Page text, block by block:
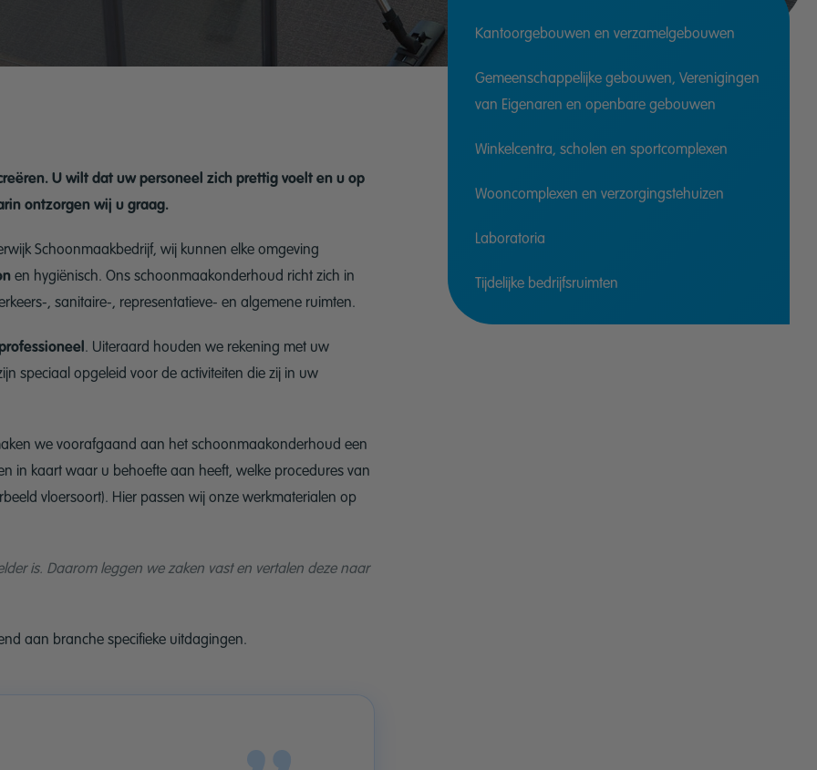
U wilt dat uw personeel zich prettig voelt en u op
ontzorgen wij u graag.
Schoonmaakbedrijf, wij kunnen elke omgeving
en hygiënisch. Ons schoonmaakonderhoud richt zich in
, sanitaire-, representatieve- en algemene ruimten.
. Uiteraard houden we rekening met uw
speciaal opgeleid voor de activiteiten die zij in uw
we voorafgaand aan het schoonmaakonderhoud een
in kaart waar u behoefte aan heeft, welke procedures van
vloersoort). Hier passen wij onze werkmaterialen op
is. Daarom leggen we zaken vast en vertalen deze naar
aan branche specifieke uitdagingen.
Kantoorgebouwen en verzamelgebouwen
Gemeenschappelijke gebouwen, Verenigingen
van Eigenaren en openbare gebouwen
Winkelcentra, scholen en sportcomplexen
Wooncomplexen en verzorgingstehuizen
Laboratoria
Tijdelijke bedrijfsruimten